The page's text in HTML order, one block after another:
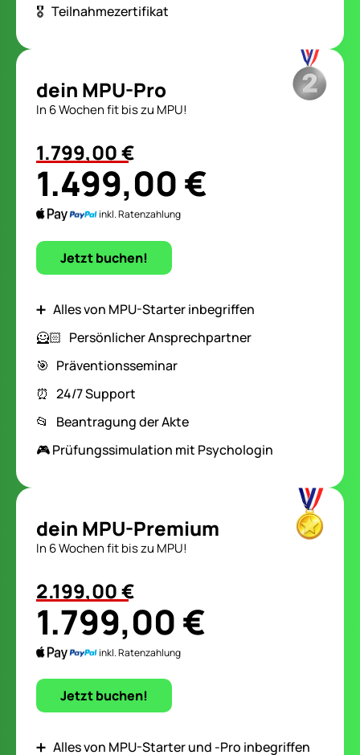
🎖️ Teilnahmezertifikat
dein MPU-Pro
In 6 Wochen fit bis zu MPU!
1.799,00 €
1.499,00 €
inkl. Ratenzahlung
Jetzt buchen!
➕ Alles von MPU-Starter inbegriffen
🦸🏻‍️ Persönlicher Ansprechpartner
🎯 Präventionsseminar
⏰ 24/7 Support
📂 Beantragung der Akte
🎮 Prüfungssimulation mit Psychologin
dein MPU-Premium
In 6 Wochen fit bis zu MPU!
2.199,00 €
1.799,00 €
inkl. Ratenzahlung
Jetzt buchen!
➕ Alles von MPU-Starter und -Pro inbegriffen